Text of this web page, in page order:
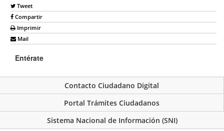
Tweet
Compartir
Imprimir
Mail
Entérate
Contacto Ciudadano Digital
Portal Trámites Ciudadanos
Sistema Nacional de Información (SNI)